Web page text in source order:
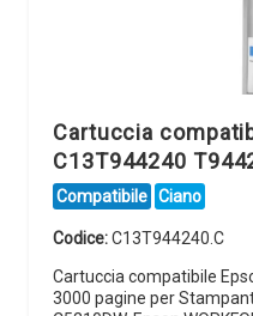
Cartuccia
C13T944240
Compatibile Ciano
Codice:C13T944240.C
Cartuccia compatibile
3000 pagine per